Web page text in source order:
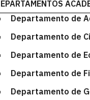
Departamento de
Departamento de
Departamento de
Departamento de
Departamento de